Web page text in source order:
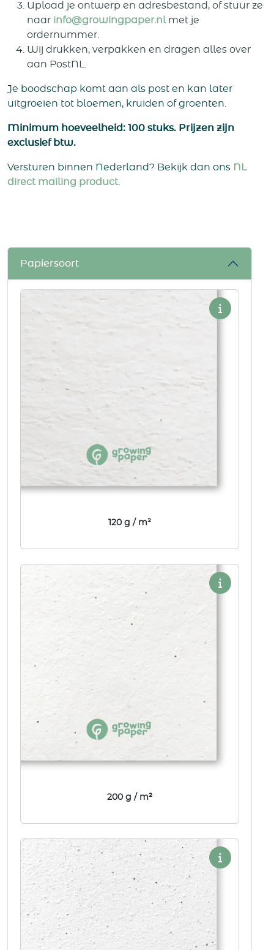
Upload je ontwerp en adresbestand, of stuur ze
naar info@growingpaper.nlmet je
ordernummer.
Wij drukken, verpakken en dragen alles over
aan PostNL.
Je boodschap komt aan als post en kan later
uitgroeien tot bloemen, kruiden of groenten.
Minimum hoeveelheid: 100 stuks. Prijzen zijn
exclusief btw.
Versturen binnen Nederland? Bekijk dan ons NL
direct mailing product.
Papiersoort
120 g / m²
200 g / m²